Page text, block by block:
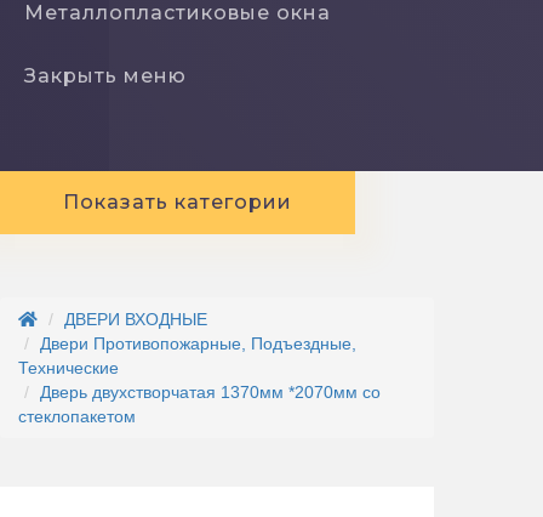
Металлопластиковые окна
Закрыть меню
Показать категории
ДВЕРИ ВХОДНЫЕ
Двери Противопожарные, Подъездные,
Технические
Дверь двухстворчатая 1370мм *2070мм со
стеклопакетом